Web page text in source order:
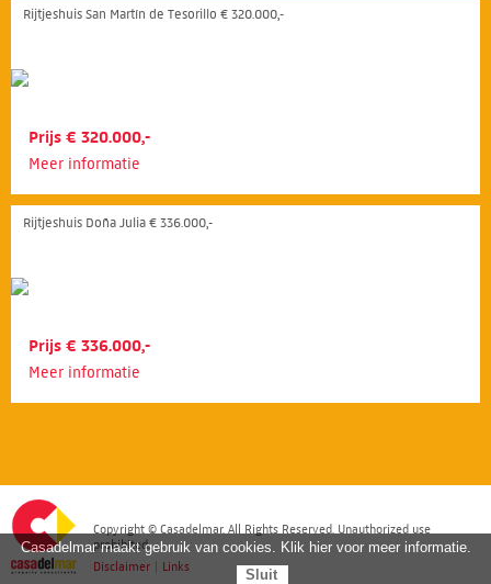
Rijtjeshuis San Martín de Tesorillo € 320.000,-
Prijs € 320.000,-
Meer informatie
Rijtjeshuis Doña Julia € 336.000,-
Prijs € 336.000,-
Meer informatie
Copyright © Casadelmar. All Rights Reserved. Unauthorized use
prohibited.
Disclaimer | Links
Casadelmar maakt gebruik van cookies. Klik hier voor meer informatie.
Sluit